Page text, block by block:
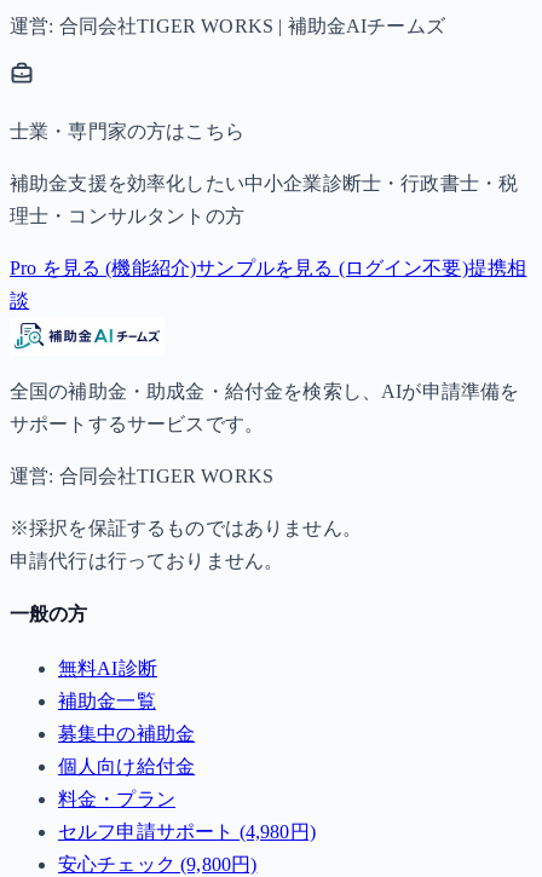
運営: 合同会社TIGER WORKS | 補助金AIチームズ
士業・専門家の方はこちら
補助金支援を効率化したい中小企業診断士・行政書士・税
理士・コンサルタントの方
Pro を見る (機能紹介)サンプルを見る (ログイン不要)提携相
談
全国の補助金・助成金・給付金を検索し、AIが申請準備を
サポートするサービスです。
運営: 合同会社TIGER WORKS
※採択を保証するものではありません。
申請代行は行っておりません。
一般の方
無料AI診断
補助金一覧
募集中の補助金
個人向け給付金
料金・プラン
セルフ申請サポート (4,980円)
安心チェック (9,800円)